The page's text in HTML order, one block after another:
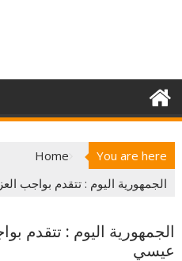
You are here
Home
الجمهورية اليوم : تتقدم بواجب
الجمهورية اليوم : تتقدم
عيسي